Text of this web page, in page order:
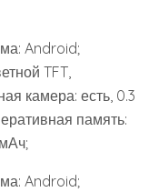
Android;
TFT,
камера: есть, 0.3
память:
Android;